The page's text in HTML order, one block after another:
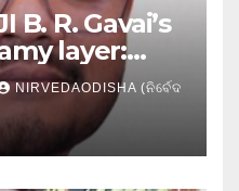
B. R. Gavai’s
layer:
NIRVEDAODISHA (ନିର୍ବେଦ